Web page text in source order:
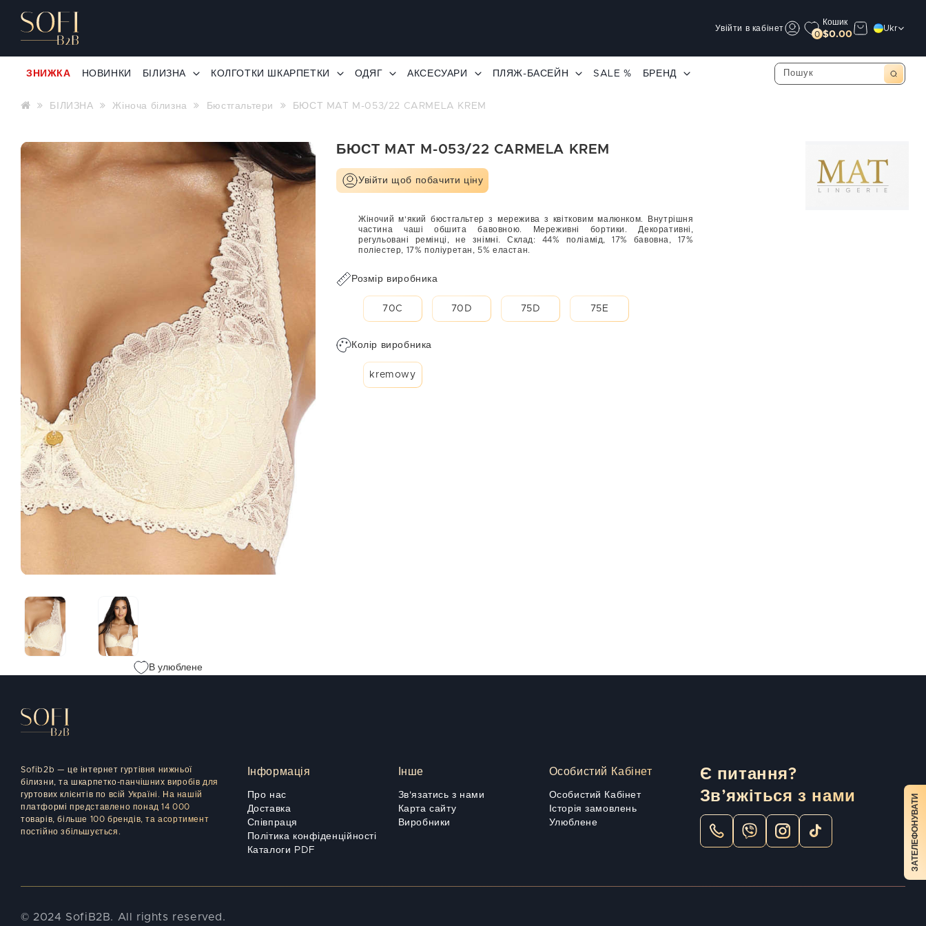
Увійти в кабінет
0
Кошик
$0.00
Ukr
ЗНИЖКА НОВИНКИ БІЛИЗНА КОЛГОТКИ ШКАРПЕТКИ ОДЯГ АКСЕСУАРИ ПЛЯЖ-БАСЕЙН SALE % БРЕНД
БІЛИЗНА Жіноча білизна Бюстгальтери БЮСТ MAT M-053/22 CARMELA KREM
В улюблене
БЮСТ MAT M-053/22 CARMELA KREM
Увійти щоб побачити ціну
Жіночий м'який бюстгальтер з мережива з квітковим малюнком. Внутрішня
частина чаші обшита бавовною. Мереживні бортики. Декоративні,
регульовані ремінці, не знімні. Склад: 44% поліамід, 17% бавовна, 17%
поліестер, 17% поліуретан, 5% еластан.
Розмір виробника
70C 70D 75D 75E
Колір виробника
kremowy
Sofib2b — це інтернет гуртівня нижньої
білизни, та шкарпетко-панчішних виробів для
гуртових клієнтів по всій Україні. На нашій
платформі представлено понад 14 000
товарів, більше 100 брендів, та асортимент
постійно збільшується.
Інформація
Про нас
Доставка
Співпраця
Політика конфіденційності
Каталоги PDF
Інше
Зв'язатись з нами
Карта сайту
Виробники
Особистий Кабінет
Особистий Кабінет
Історія замовлень
Улюблене
Є питання?
Зв’яжіться з нами
© 2024 SofiB2B. All rights reserved.
ЗАТЕЛЕФОНУВАТИ